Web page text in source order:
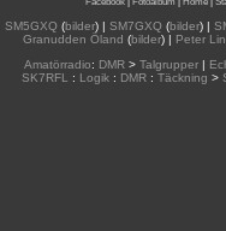
SM5GXQ(bilder) | SM7GXQ(bilder) |
Granudden Öland (bilder) | Peter
Amatörradio: DMR> Talgrupper|
SK7RFL
: Logik : DMR : Täckning >